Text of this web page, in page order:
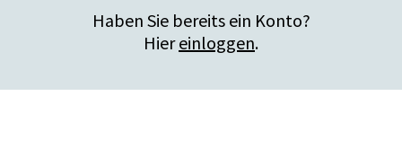
Haben Sie bereits ein Konto?
Hiereinloggen.